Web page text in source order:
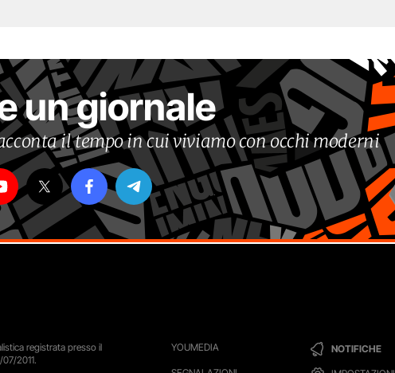
un giornale
il tempo in cui viviamo con occhi moderni
YOUMEDIA NOTIFICHE
registrata presso il
2011.